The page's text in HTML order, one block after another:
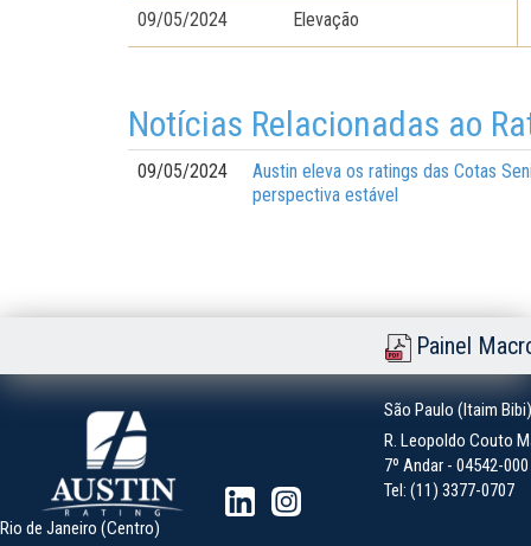
09/05/2024 Elevação
Notícias Relacionadas ao
09/05/2024
Austin eleva os ratings das Cotas
perspectiva estável
Painel
São Paulo (Itaim Bibi)
R. Leopoldo Couto
7º Andar - 04542-
Tel: (11) 3377-0707
Rio de Janeiro (Centro)